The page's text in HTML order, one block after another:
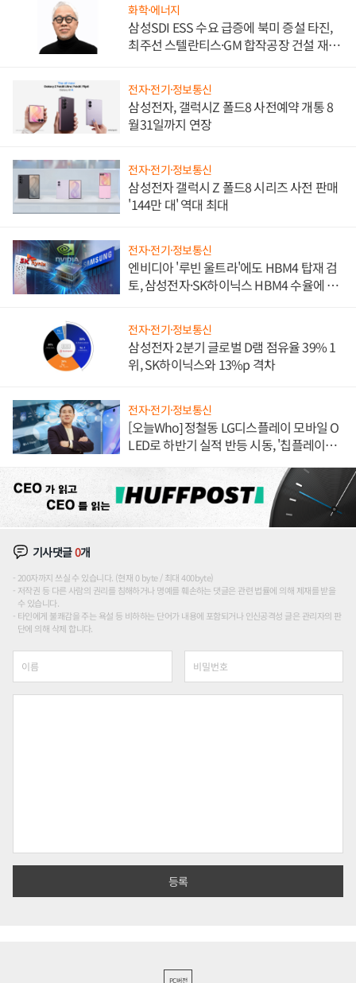
화학·에너지
삼성SDI ESS 수요 급증에 북미 증설 타진,
최주선 스텔란티스·GM 합작공장 건설 재추
전자·전기·정보통신
삼성전자, 갤럭시Z 폴드8 사전예약 개통 8
월31일까지 연장
전자·전기·정보통신
삼성전자 갤럭시 Z 폴드8 시리즈 사전 판매
'144만 대' 역대 최대
전자·전기·정보통신
엔비디아 '루빈 울트라'에도 HBM4 탑재 검
토, 삼성전자·SK하이닉스 HBM4 수율에 주
전자·전기·정보통신
삼성전자 2분기 글로벌 D램 점유율 39% 1
위, SK하이닉스와 13%p 격차
전자·전기·정보통신
[오늘Who] 정철동 LG디스플레이 모바일 O
LED로 하반기 실적 반등 시동, '칩플레이
기사댓글0개
200자까지 쓰실 수 있습니다. (현재 0 byte / 최대 400byte)
저작권 등 다른 사람의 권리를 침해하거나 명예를 훼손하는 댓글은 관련 법률에 의해 제재를 받을
수 있습니다.
타인에게 불쾌감을 주는 욕설 등 비하하는 단어가 내용에 포함되거나 인신공격성 글은 관리자의 판
단에 의해 삭제 합니다.
PC버전